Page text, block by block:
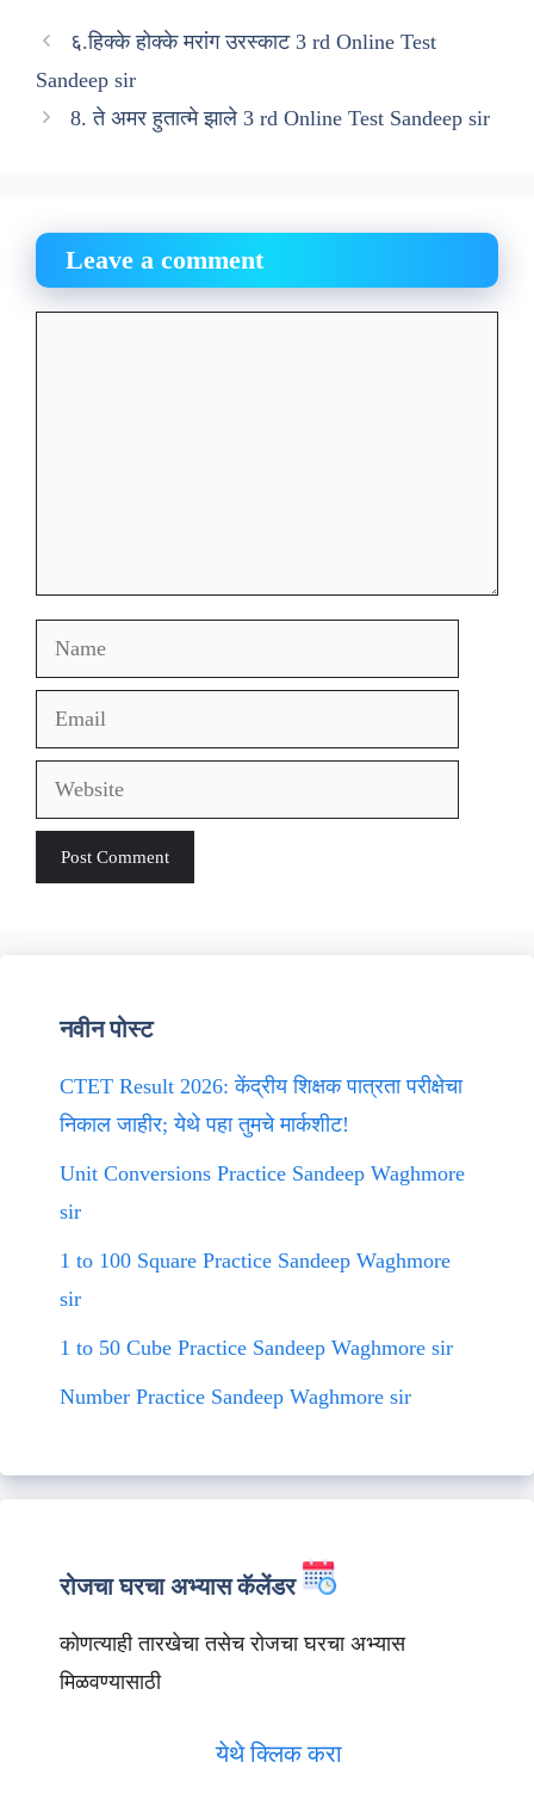
६.हिक्के होक्के मरांग उरस्काट 3 rd Online Test
Sandeep sir
8. ते अमर हुतात्मे झाले 3 rd Online Test Sandeep sir
Leave a comment
Name
Email
Website
नवीन पोस्ट
CTET Result 2026: केंद्रीय शिक्षक पात्रता परीक्षेचा
निकाल जाहीर; येथे पहा तुमचे मार्कशीट!
Unit Conversions Practice Sandeep Waghmore
sir
1 to 100 Square Practice Sandeep Waghmore
sir
1 to 50 Cube Practice Sandeep Waghmore sir
Number Practice Sandeep Waghmore sir
रोजचा घरचा अभ्यास कॅलेंडर
कोणत्याही तारखेचा तसेच रोजचा घरचा अभ्यास
मिळवण्यासाठी
येथे क्लिक करा